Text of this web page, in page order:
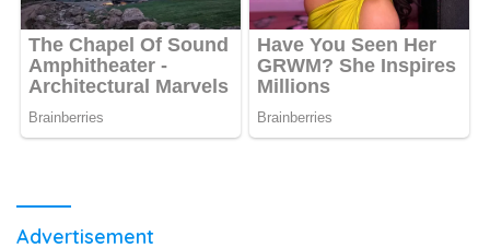
Advertisement